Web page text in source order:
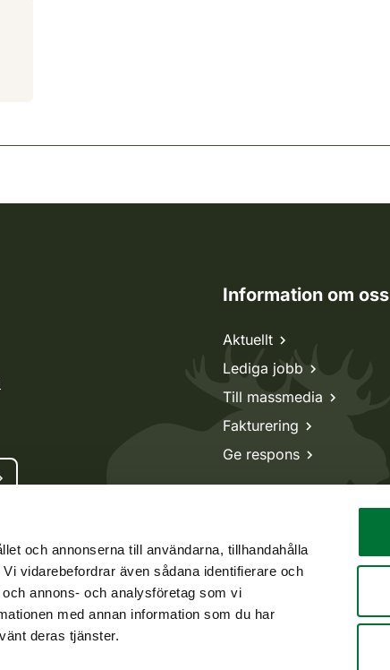
och annonserna till användarna, tillhandahålla
vidarebefordrar även sådana identifierare och
annons- och analysföretag som vi
med annan information som du har
deras tjänster.
dispenser
Information om oss
Aktuellt
Lediga jobb
Till massmedia
Fakturering
Ge respons